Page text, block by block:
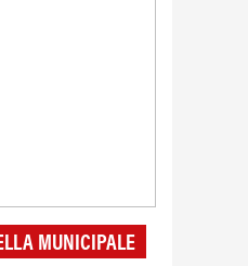
MUNICIPALE